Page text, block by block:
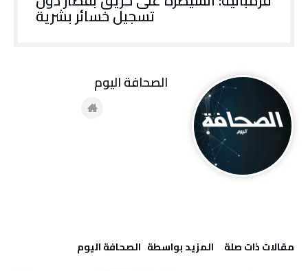
تسجيل خسائر بشرية
‫مقالات ذات صلة‬ ‫‫المزيد بواسطة‬ ‬ ‭ ‬الصحافة‭ ‬اليوم